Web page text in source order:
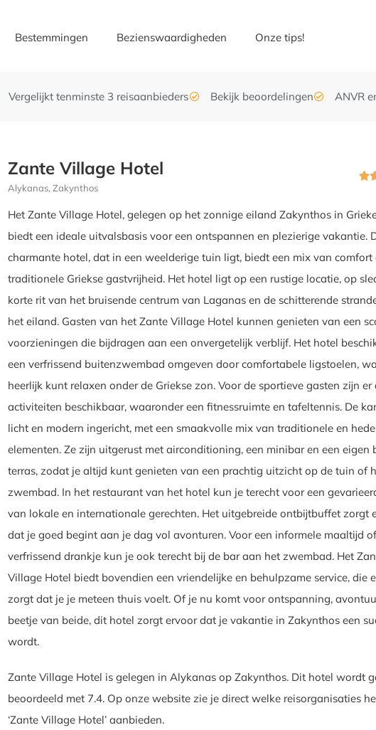
Bestemmingen Bezienswaardigheden Onze tips!
Vergelijkt tenminste 3 reisaanbieders Bekijk beoordelingen ANVR
Zante Village Hotel
Alykanas, Zakynthos

Het Zante Village Hotel, gelegen op het zonnige eiland Zakynthos in
biedt een ideale uitvalsbasis voor een ontspannen en plezierige vakantie.
charmante hotel, dat in een weelderige tuin ligt, biedt een mix van comfort
traditionele Griekse gastvrijheid. Het hotel ligt op een rustige locatie, op
korte rit van het bruisende centrum van Laganas en de schitterende
het eiland. Gasten van het Zante Village Hotel kunnen genieten van een
voorzieningen die bijdragen aan een onvergetelijk verblijf. Het hotel
een verfrissend buitenzwembad omgeven door comfortabele ligstoelen,
heerlijk kunt relaxen onder de Griekse zon. Voor de sportieve gasten zijn er
activiteiten beschikbaar, waaronder een fitnessruimte en tafeltennis. De
licht en modern ingericht, met een smaakvolle mix van traditionele en
elementen. Ze zijn uitgerust met airconditioning, een minibar en een eigen
terras, zodat je altijd kunt genieten van een prachtig uitzicht op de tuin of
zwembad. In het restaurant van het hotel kun je terecht voor een
van lokale en internationale gerechten. Het uitgebreide ontbijtbuffet zorgt
dat je goed begint aan je dag vol avonturen. Voor een informele maaltijd
verfrissend drankje kun je ook terecht bij de bar aan het zwembad. Het
Village Hotel biedt bovendien een vriendelijke en behulpzame service, die
zorgt dat je je meteen thuis voelt. Of je nu komt voor ontspanning,
beetje van beide, dit hotel zorgt ervoor dat je vakantie in Zakynthos een
wordt.
Zante Village Hotel is gelegen in Alykanas op Zakynthos. Dit hotel wordt
beoordeeld met 7.4. Op onze website zie je direct welke reisorganisaties
‘Zante Village Hotel’ aanbieden.